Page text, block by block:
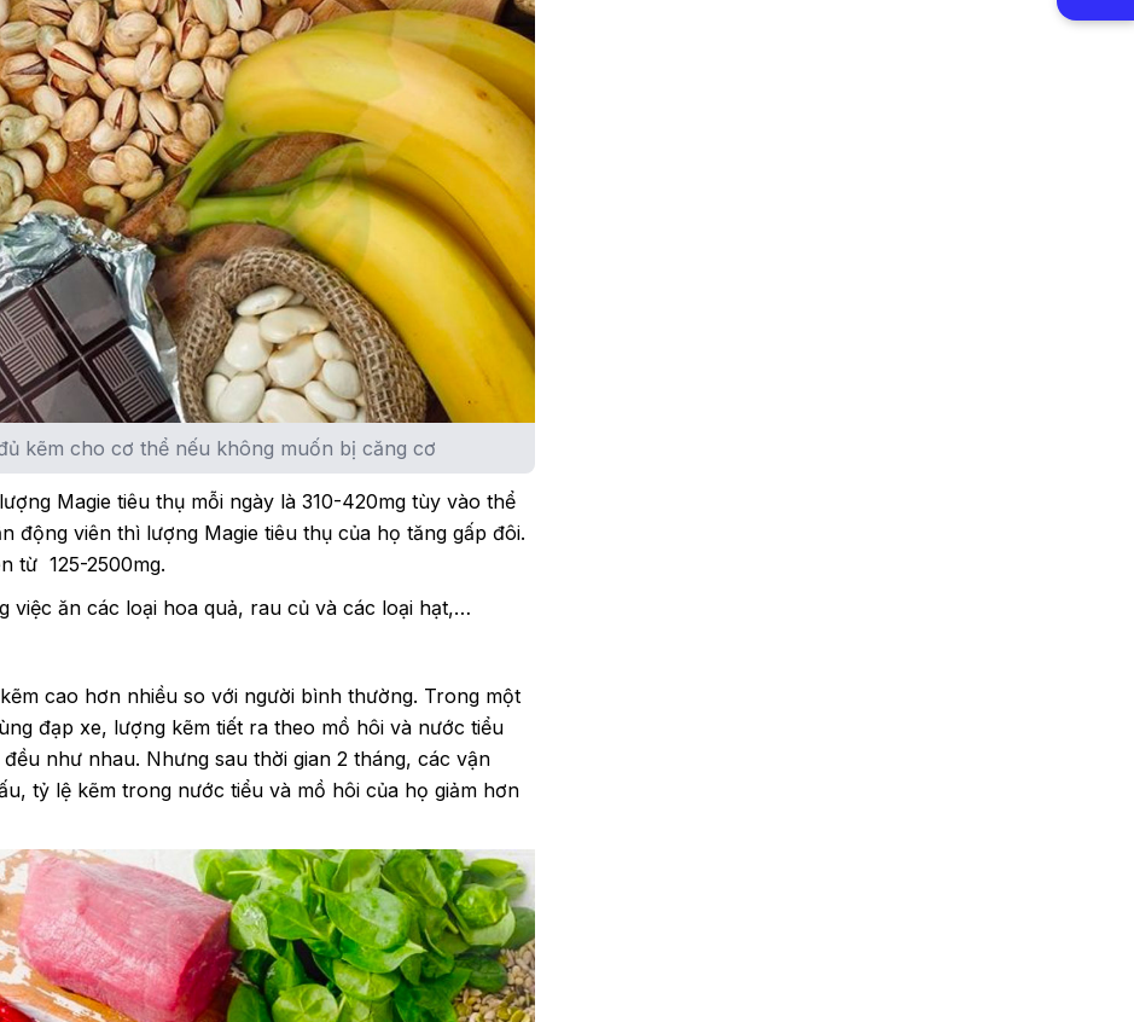
kẽm cho cơ thể nếu không muốn bị căng cơ
Magie tiêu thụ mỗi ngày là 310-420mg tùy vào thể
động viên thì lượng Magie tiêu thụ của họ tăng gấp đôi.
từ 125-2500mg.
việc ăn các loại hoa quả, rau củ và các loại hạt,…
cao hơn nhiều so với người bình thường. Trong một
đạp xe, lượng kẽm tiết ra theo mồ hôi và nước tiểu
như nhau. Nhưng sau thời gian 2 tháng, các vận
tỷ lệ kẽm trong nước tiểu và mồ hôi của họ giảm hơn